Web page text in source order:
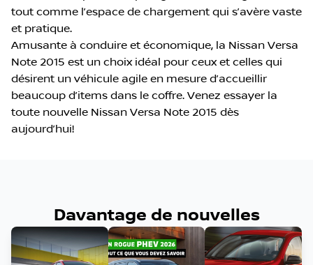
tout comme l’espace de chargement qui s’avère vaste
et pratique.
Amusante à conduire et économique, la Nissan Versa
Note 2015 est un choix idéal pour ceux et celles qui
désirent un véhicule agile en mesure d’accueillir
beaucoup d’items dans le coffre. Venez essayer la
toute nouvelle Nissan Versa Note 2015 dès
aujourd’hui!
Davantage de nouvelles